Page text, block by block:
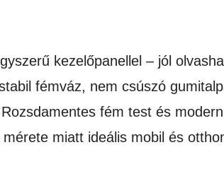
kezelőpanellel – jól
fémváz, nem csúszó
Rozsdamentes fém test és
mérete miatt ideális mobil és